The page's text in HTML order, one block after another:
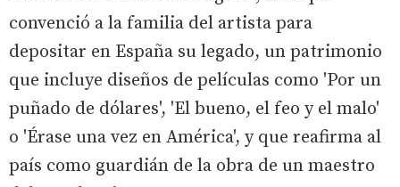
convenció a la familia del artista para
depositar en España su legado, un patrimonio
que incluye diseños de películas como 'Por un
puñado de dólares', 'El bueno, el feo y el malo'
o 'Érase una vez en América', y que reafirma al
país como guardián de la obra de un maestro